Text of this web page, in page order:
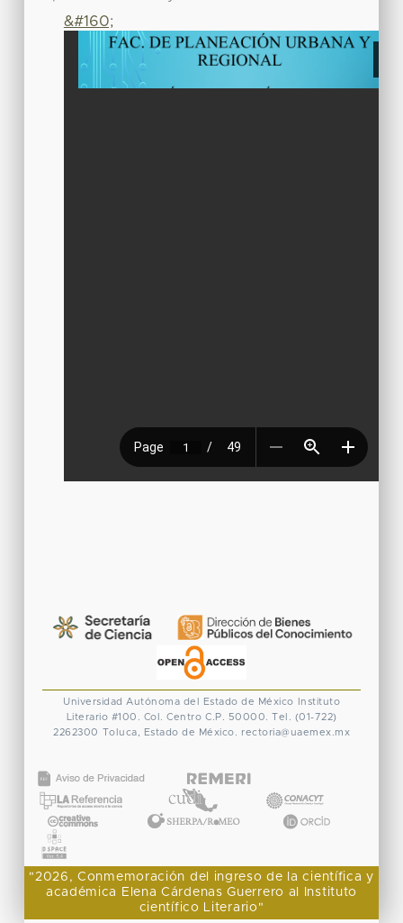
&#160;
Universidad Autónoma del Estado de México
Instituto
Literario #100. Col. Centro C.P. 50000. Tel. (01-722)
2262300 Toluca, Estado de México. rectoria@uaemex.mx
"2026, Conmemoración del ingreso de la científica y
académica Elena Cárdenas Guerrero al Instituto
científico Literario"